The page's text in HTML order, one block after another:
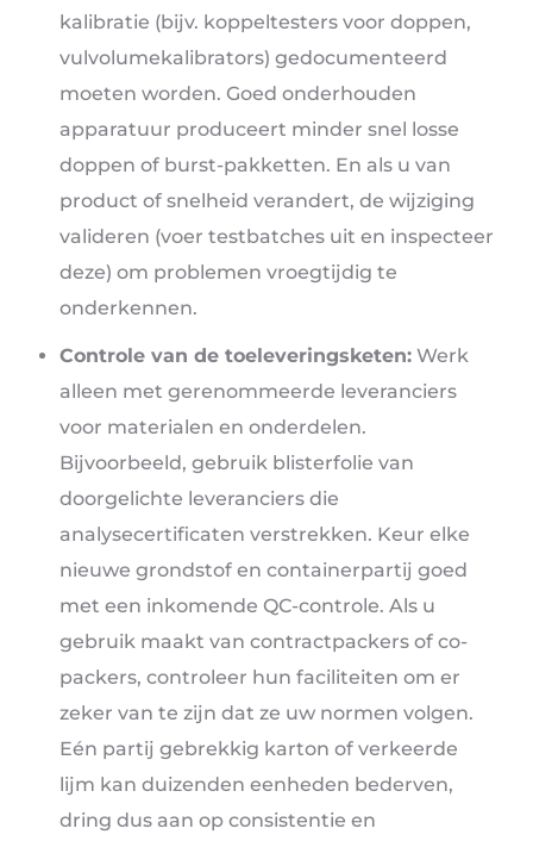
kalibratie (bijv. koppeltesters voor doppen,
vulvolumekalibrators) gedocumenteerd
moeten worden. Goed onderhouden
apparatuur produceert minder snel losse
doppen of burst-pakketten. En als u van
product of snelheid verandert, de wijziging
valideren (voer testbatches uit en inspecteer
deze) om problemen vroegtijdig te
onderkennen.
Controle van de toeleveringsketen: Werk
alleen met gerenommeerde leveranciers
voor materialen en onderdelen.
Bijvoorbeeld, gebruik blisterfolie van
doorgelichte leveranciers die
analysecertificaten verstrekken. Keur elke
nieuwe grondstof en containerpartij goed
met een inkomende QC-controle. Als u
gebruik maakt van contractpackers of co-
packers, controleer hun faciliteiten om er
zeker van te zijn dat ze uw normen volgen.
Eén partij gebrekkig karton of verkeerde
lijm kan duizenden eenheden bederven,
dring dus aan op consistentie en